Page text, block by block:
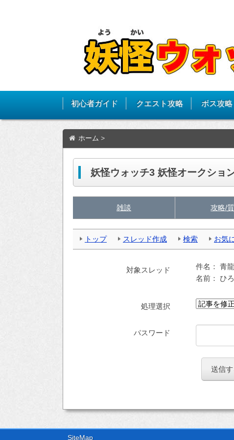
初心者ガイド クエスト攻略 ボス攻略
ホーム >
妖怪ウォッチ3 妖怪オークショ
雑談 攻略/
トップ スレッド作成 検索 お気
対象スレッド 件名：青
名前：ひ
処理選択
パスワード
SiteMap